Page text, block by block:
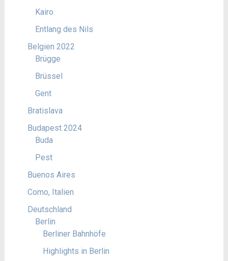
Kairo
Entlang des Nils
Belgien 2022
Brügge
Brüssel
Gent
Bratislava
Budapest 2024
Buda
Pest
Buenos Aires
Como, Italien
Deutschland
Berlin
Berliner Bahnhöfe
Highlights in Berlin